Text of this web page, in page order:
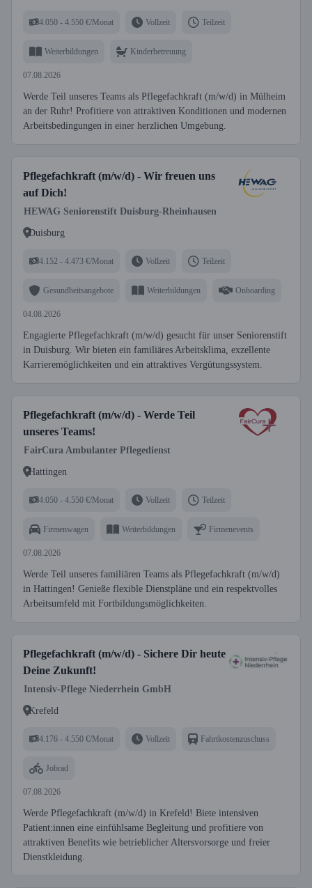
4.050 - 4.550 €/Monat Vollzeit Teilzeit
Weiterbildungen Kinderbetreuung
07.08.2026
Werde Teil unseres Teams als Pflegefachkraft (m/w/d) in Mülheim
an der Ruhr! Profitiere von attraktiven Konditionen und modernen
Arbeitsbedingungen in einer herzlichen Umgebung.
Pflegefachkraft (m/w/d) - Wir freuen uns
auf Dich!
HEWAG Seniorenstift Duisburg-Rheinhausen
Duisburg
4.152 - 4.473 €/Monat Vollzeit Teilzeit
Gesundheitsangebote Weiterbildungen Onboarding
04.08.2026
Engagierte Pflegefachkraft (m/w/d) gesucht für unser Seniorenstift
in Duisburg. Wir bieten ein familiäres Arbeitsklima, exzellente
Karrieremöglichkeiten und ein attraktives Vergütungssystem.
Pflegefachkraft (m/w/d) - Werde Teil
unseres Teams!
FairCura Ambulanter Pflegedienst
Hattingen
4.050 - 4.550 €/Monat Vollzeit Teilzeit
Firmenwagen Weiterbildungen Firmenevents
07.08.2026
Werde Teil unseres familiären Teams als Pflegefachkraft (m/w/d)
in Hattingen! Genieße flexible Dienstpläne und ein respektvolles
Arbeitsumfeld mit Fortbildungsmöglichkeiten.
Pflegefachkraft (m/w/d) - Sichere Dir heute
Deine Zukunft!
Intensiv-Pflege Niederrhein GmbH
Krefeld
4.176 - 4.550 €/Monat Vollzeit Fahrtkostenzuschuss
Jobrad
07.08.2026
Werde Pflegefachkraft (m/w/d) in Krefeld! Biete intensiven
Patient:innen eine einfühlsame Begleitung und profitiere von
attraktiven Benefits wie betrieblicher Altersvorsorge und freier
Dienstkleidung.